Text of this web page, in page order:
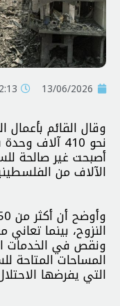
13/06/2026
وقال القائم
نحو 410
أصبحت غير صالحة
الآلاف من
النزوح، بينما
ونقص في الخدمات
المساحات المتاحة
التي يفرضها